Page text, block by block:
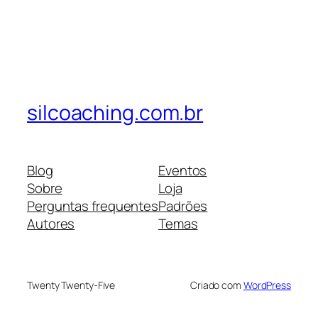
silcoaching.com.br
Blog
Sobre
Perguntas frequentes
Autores
Eventos
Loja
Padrões
Temas
Twenty Twenty-Five Criado com WordPress